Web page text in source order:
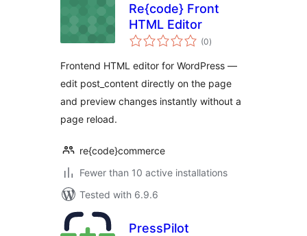
Re{code} Front
HTML Editor
(0total
ratings
)
Frontend HTML editor for WordPress —
edit post_content directly on the page
and preview changes instantly without a
page reload.
re{code}commerce
Fewer than 10 active installations
Tested with 6.9.6
PressPilot